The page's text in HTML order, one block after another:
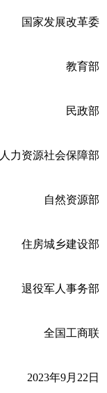
国家发展改革委
教育部
民政部
人力资源社会保障部
自然资源部
住房城乡建设部
退役军人事务部
全国工商联
2023年9月22日